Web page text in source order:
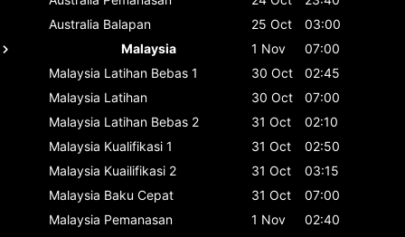
Australia Balapan 25 Oct
03:00
Malaysia
1 Nov
07:00
Malaysia Latihan Bebas 1 30 Oct
02:45
Malaysia Latihan 30 Oct
07:00
Malaysia Latihan Bebas 2 31 Oct
02:10
Malaysia Kualifikasi 1 31 Oct
02:50
Malaysia Kuailifikasi 2 31 Oct
03:15
Malaysia Baku Cepat 31 Oct
07:00
Malaysia Pemanasan 1 Nov
02:40